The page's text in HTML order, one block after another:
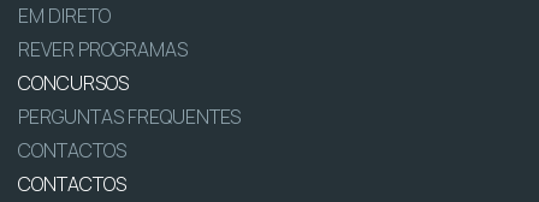
EM DIRETO
REVER PROGRAMAS
CONCURSOS
PERGUNTAS FREQUENTES
CONTACTOS
CONTACTOS